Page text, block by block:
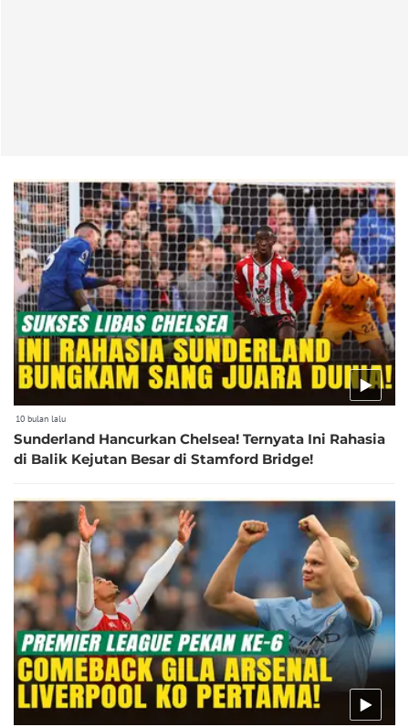
10 bulan lalu
Sunderland Hancurkan Chelsea! Ternyata Ini Rahasia
di Balik Kejutan Besar di Stamford Bridge!